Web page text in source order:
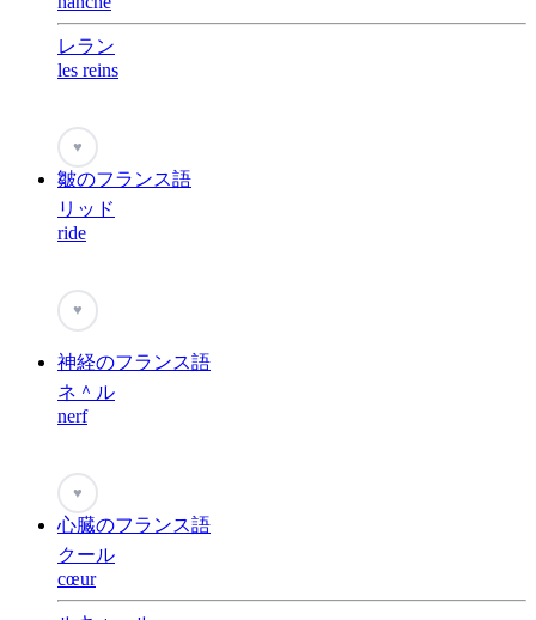
レラン
les reins
♥
皺のフランス語
リッド
ride
♥
神経のフランス語
ネ＾ル
nerf
♥
心臓のフランス語
クール
cœur